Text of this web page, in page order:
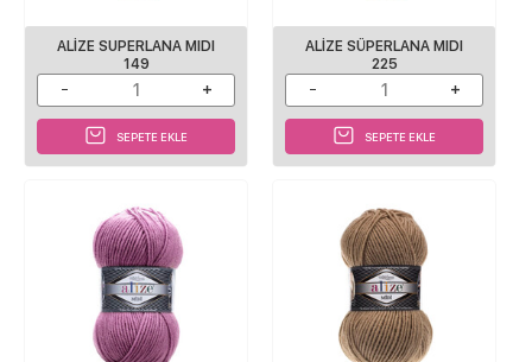
ALIZE SUPERLANA MIDI
149
SEPETE EKLE
ALIZE SÜPERLANA MIDI
225
SEPETE EKLE